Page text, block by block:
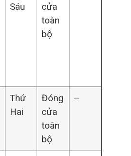
Sáu
cửa
toàn
bộ
Thứ
Hai
Đóng
cửa
toàn
bộ
–